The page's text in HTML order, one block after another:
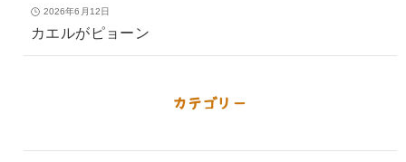
2026年6月12日
カエルがピョーン
カテゴリー